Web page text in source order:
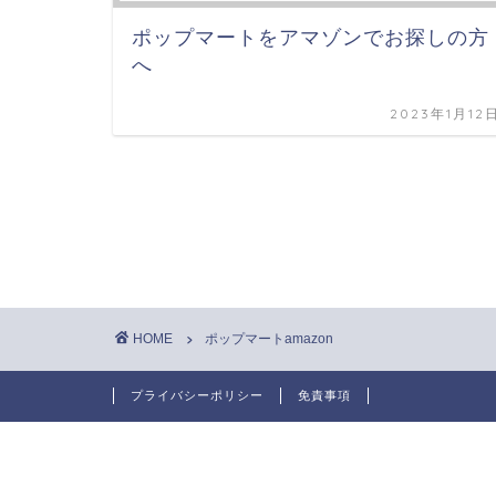
ポップマートをアマゾンでお探しの方
へ
2023年1月12
HOME ポップマートamazon
プライバシーポリシー 免責事項